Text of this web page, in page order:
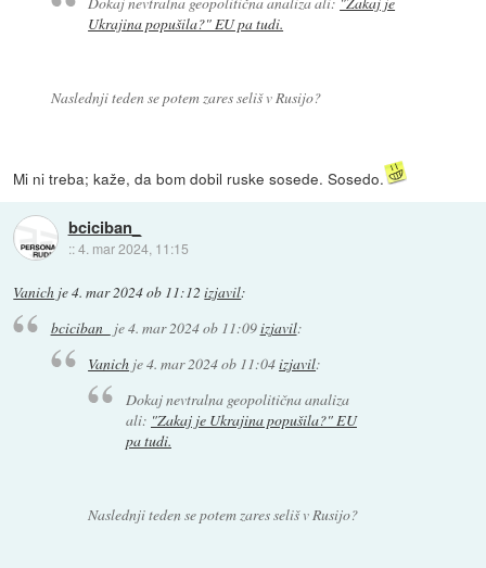
Ukrajina popušila?" EU pa tudi.
Naslednji teden se potem zares seliš v Rusijo?
Mi ni treba; kaže, da bom dobil ruske sosede. Sosedo.
bciciban_
::4. mar 2024, 11:15
Vanich je4. mar 2024 ob 11:12 izjavil:
bciciban_ je4. mar 2024 ob 11:09izjavil:
Vanich je4. mar 2024 ob 11:04izjavil:
Dokaj nevtralna geopolitična analiza
ali: "Zakaj je Ukrajina popušila?" EU
pa tudi.
Naslednji teden se potem zares seliš v Rusijo?